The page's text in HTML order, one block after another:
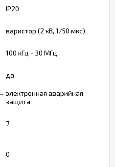
IP20
варистор (2 кВ, 1/50 мкс)
100 кГц - 30 МГц
да
электронная аварийная
защита
7
0